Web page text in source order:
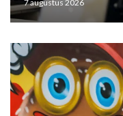
7 augustus 2026